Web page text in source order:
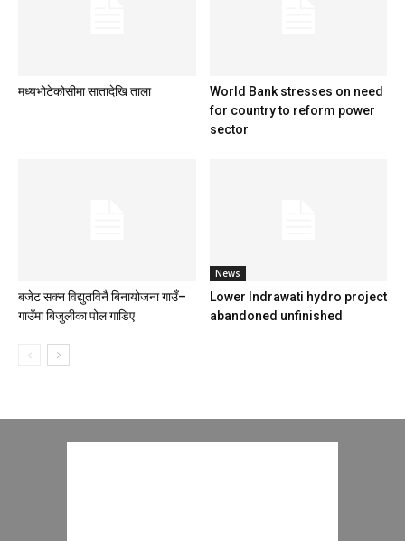
मध्यभोटेकोसीमा सातादेखि ताला
World Bank stresses on need
for country to reform power
sector
बजेट सक्न विद्युतविनै बिनायोजना गाउँ–
गाउँमा बिजुलीका पोल गाडिए
News
Lower Indrawati hydro project
abandoned unfinished